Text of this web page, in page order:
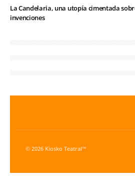
La Candelaria, una utopía cimentada
invenciones
© 2026 Kiosko Teatral™